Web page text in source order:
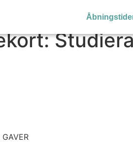
GAVER